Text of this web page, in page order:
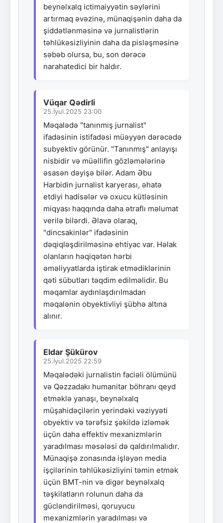
beynəlxalq ictimaiyyətin səylərini
artırmaq əvəzinə, münaqişənin daha da
şiddətlənməsinə və jurnalistlərin
təhlükəsizliyinin daha da pisləşməsinə
səbəb olursa, bu, son dərəcə
narahatedici bir haldır.
Vüqar Qədirli
25.İyul.2025 23:00
Məqalədə "tanınmış jurnalist"
ifadəsinin istifadəsi müəyyən dərəcədə
subyektiv görünür. "Tanınmış" anlayışı
nisbidir və müəllifin gözləmələrinə
əsasən dəyişə bilər. Adam Əbu
Harbidin jurnalist karyerası, əhatə
etdiyi hadisələr və oxucu kütləsinin
miqyası haqqında daha ətraflı məlumat
verilə bilərdi. Əlavə olaraq,
"dincsakinlər" ifadəsinin
dəqiqləşdirilməsinə ehtiyac var. Həlak
olanların həqiqətən hərbi
əməliyyatlarda iştirak etmədiklərinin
qəti sübutları təqdim edilməlidir. Bu
məqamlar aydınlaşdırılmadan
məqalənin obyektivliyi şübhə altına
alınır.
Eldar Şükürov
25.İyul.2025 22:59
Məqalədəki jurnalistin faciəli ölümünü
və Qəzzadakı humanitar böhranı qeyd
etməklə yanaşı, beynəlxalq
müşahidəçilərin yerindəki vəziyyəti
obyektiv və tərəfsiz şəkildə izləmək
üçün daha effektiv mexanizmlərin
yaradılması məsələsi də qaldırılmalıdır.
Münaqişə zonasında işləyən media
işçilərinin təhlükəsizliyini təmin etmək
üçün BMT-nin və digər beynəlxalq
təşkilatların rolunun daha da
gücləndirilməsi, qoruyucu
mexanizmlərin yaradılması və